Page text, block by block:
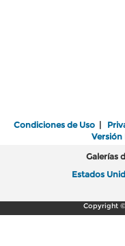
Condiciones de Uso |
Versión
Galerías
Estados
Copyright